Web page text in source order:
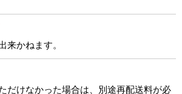
来かねます。
だけなかった場合は、別途再配送料が必